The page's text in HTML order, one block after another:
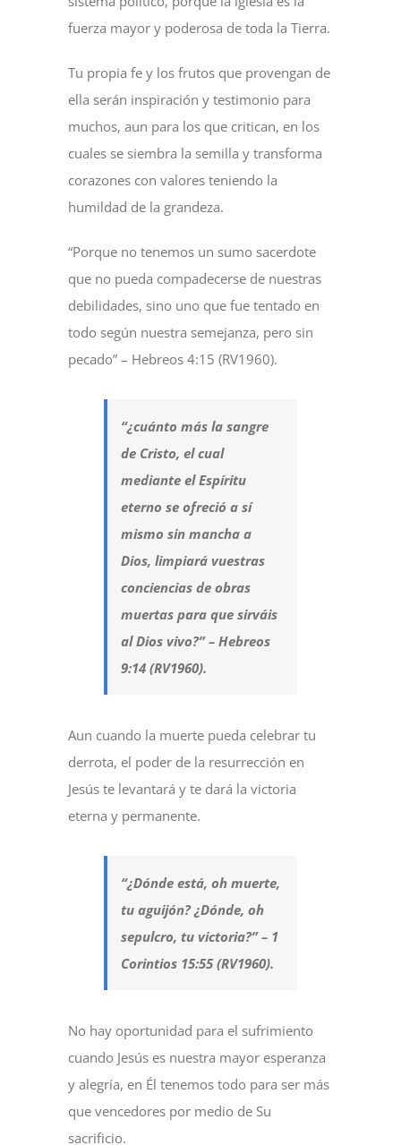
fuerza mayor y poderosa de toda la Tierra.
Tu propia fe y los frutos que provengan de
ella serán inspiración y testimonio para
muchos, aun para los que critican, en los
cuales se siembra la semilla y transforma
corazones con valores teniendo la
humildad de la grandeza.
“Porque no tenemos un sumo sacerdote
que no pueda compadecerse de nuestras
debilidades, sino uno que fue tentado en
todo según nuestra semejanza, pero sin
pecado” – Hebreos 4:15 (RV1960).
“¿cuánto más la sangre
de Cristo, el cual
mediante el Espíritu
eterno se ofreció a sí
mismo sin mancha a
Dios, limpiará vuestras
conciencias de obras
muertas para que sirváis
al Dios vivo?” – Hebreos
9:14 (RV1960).
Aun cuando la muerte pueda celebrar tu
derrota, el poder de la resurrección en
Jesús te levantará y te dará la victoria
eterna y permanente.
“¿Dónde está, oh muerte,
tu aguijón? ¿Dónde, oh
sepulcro, tu victoria?” – 1
Corintios 15:55 (RV1960).
No hay oportunidad para el sufrimiento
cuando Jesús es nuestra mayor esperanza
y alegría, en Él tenemos todo para ser más
que vencedores por medio de Su
sacrificio.